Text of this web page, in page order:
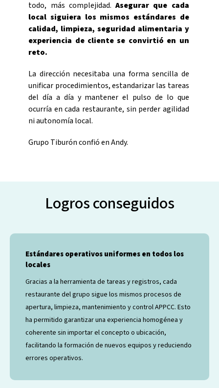
todo, más complejidad.Asegurar que cada
local siguiera los mismos estándares de
calidad, limpieza, seguridad alimentaria y
experiencia de cliente se convirtió en un
reto.
La dirección necesitaba una forma sencilla de
unificar procedimientos, estandarizar las tareas
del día a día y mantener el pulso de lo que
ocurría en cada restaurante, sin perder agilidad
ni autonomía local.
Grupo Tiburón confió en Andy.
Logros conseguidos
Estándares operativos uniformes en todos los
locales
Gracias a la herramienta de tareas y registros, cada
restaurante del grupo sigue los mismos procesos de
apertura, limpieza, mantenimiento y control APPCC. Esto
ha permitido garantizar una experiencia homogénea y
coherente sin importar el concepto o ubicación,
facilitando la formación de nuevos equipos y reduciendo
errores operativos.